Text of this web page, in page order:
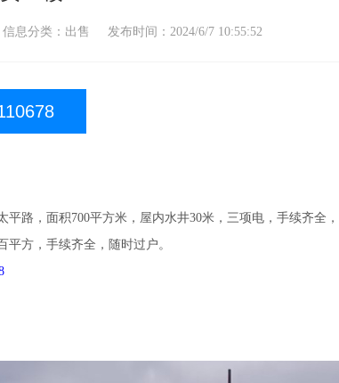
息分类：出售 发布时间：2024/6/7 10:55:52
平路，面积700平方米，屋内水井30米，三项电，手续齐全，
平方，手续齐全，随时过户。